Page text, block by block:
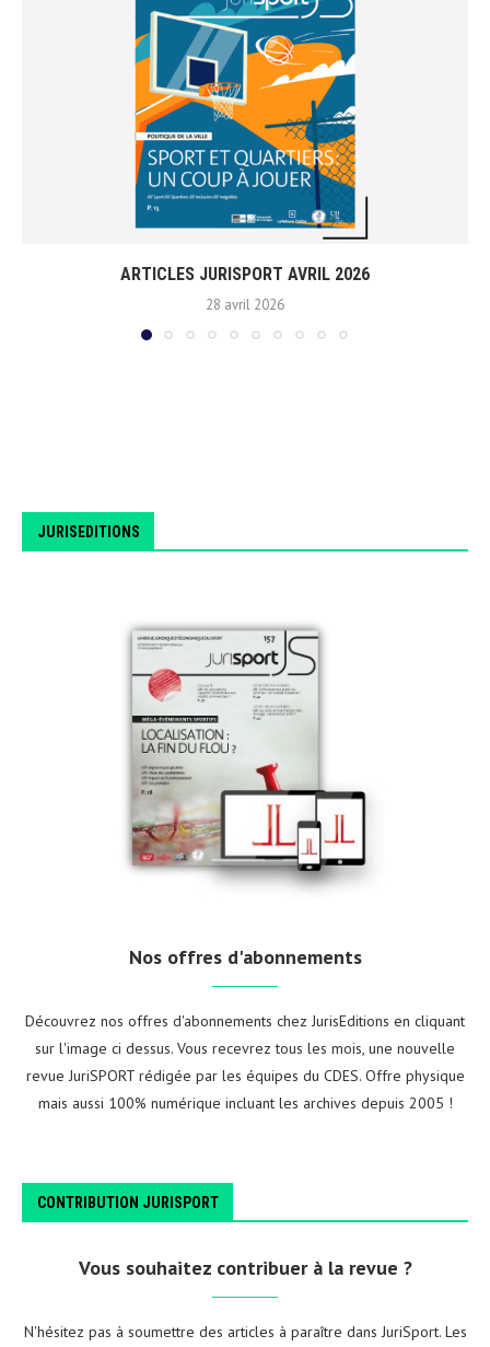
ARTICLES JURISPORT AVRIL 2026
28 avril 2026
JURISEDITIONS
Nos offres d'abonnements
Découvrez nos offres d'abonnements chez JurisEditions en cliquant
sur l'image ci dessus. Vous recevrez tous les mois, une nouvelle
revue JuriSPORT rédigée par les équipes du CDES. Offre physique
mais aussi 100% numérique incluant les archives depuis 2005 !
CONTRIBUTION JURISPORT
Vous souhaitez contribuer à la revue ?
N'hésitez pas à soumettre des articles à paraître dans JuriSport. Les